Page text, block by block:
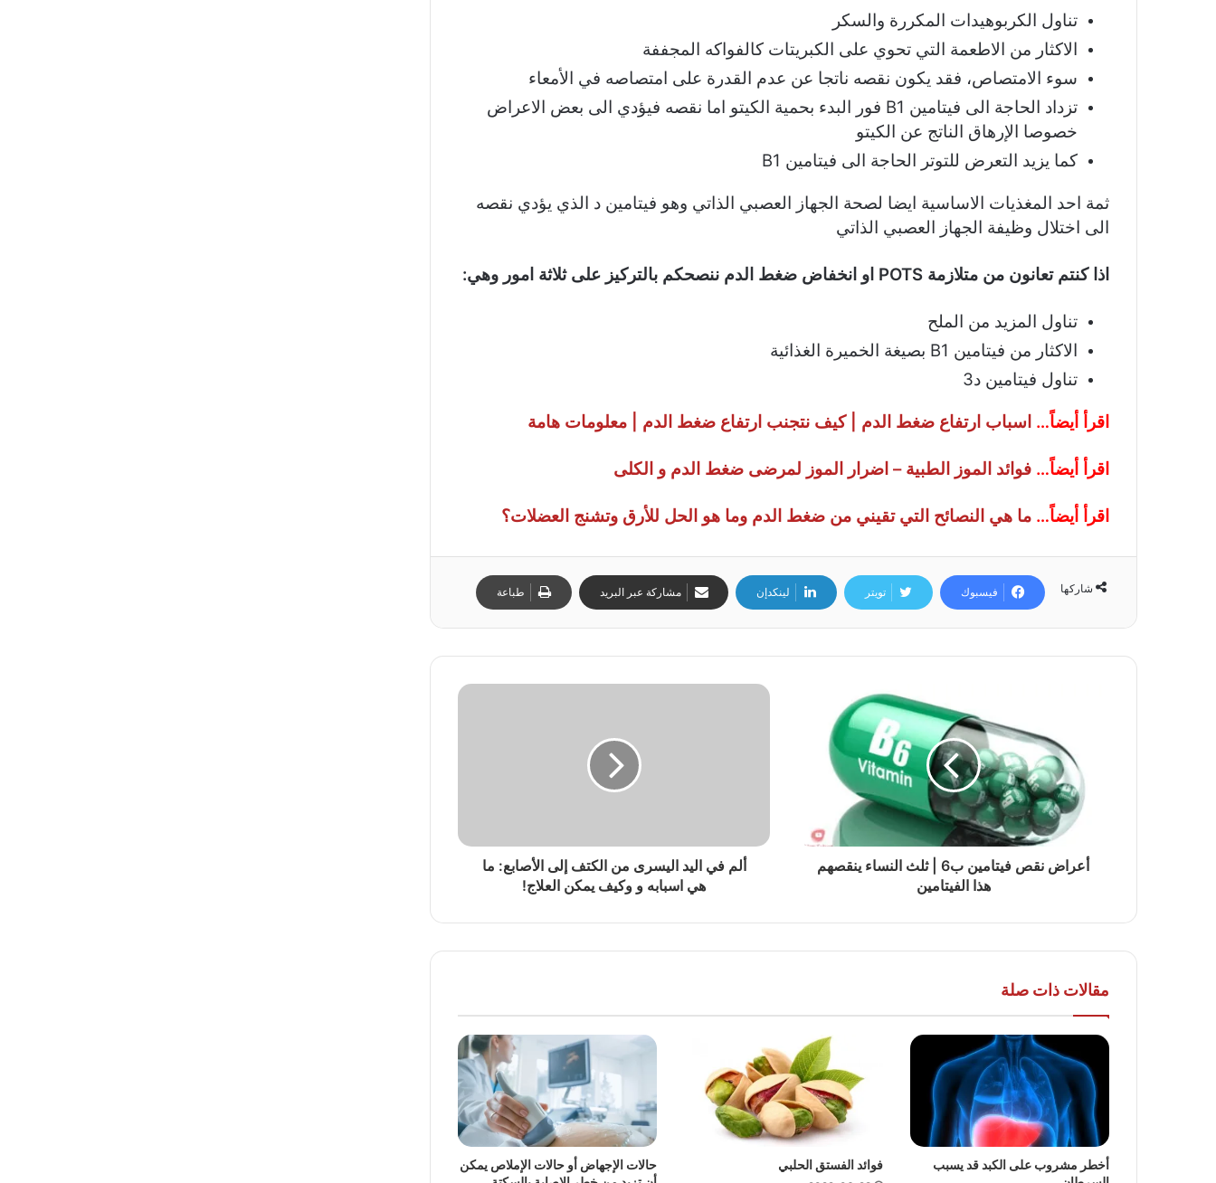
تناول الكربوهيدات المكررة والسكر
الاكثار من الاطعمة التي تحوي على الكبريتات كالفواكه المجففة
سوء الامتصاص، فقد يكون نقصه ناتجا عن عدم القدرة على امتصاصه في الأمعاء
تزداد الحاجة الى فيتامين B1 فور البدء بحمية الكيتو اما نقصه فيؤدي الى بعض الاعراض
خصوصا الإرهاق الناتج عن الكيتو
كما يزيد التعرض للتوتر الحاجة الى فيتامين B1
ثمة احد المغذيات الاساسية ايضا لصحة الجهاز العصبي الذاتي وهو فيتامين د الذي يؤدي نقصه
الى اختلال وظيفة الجهاز العصبي الذاتي
اذا كنتم تعانون من متلازمة POTS او انخفاض ضغط الدم ننصحكم بالتركيز على ثلاثة امور وهي:
تناول المزيد من الملح
الاكثار من فيتامين B1 بصيغة الخميرة الغذائية
تناول فيتامين د3
اقرأ أيضاً… اسباب ارتفاع ضغط الدم | كيف نتجنب ارتفاع ضغط الدم | معلومات هامة
اقرأ أيضاً… فوائد الموز الطبية – اضرار الموز لمرضى ضغط الدم و الكلى
اقرأ أيضاً… ما هي النصائح التي تقيني من ضغط الدم وما هو الحل للأرق وتشنج العضلات؟
شاركها فيسبوك تويتر لينكدإن مشاركة عبر البريد طباعة
أعراض نقص فيتامين ب6 | ثلث النساء ينقصهم
هذا الفيتامين
ألم في اليد اليسرى من الكتف إلى الأصابع: ما
هي اسبابه و وكيف يمكن العلاج!
مقالات ذات صلة
أخطر مشروب على الكبد قد يسبب
فوائد الفستق الحلبي
حالات الإجهاض أو حالات الإملاص يمكن